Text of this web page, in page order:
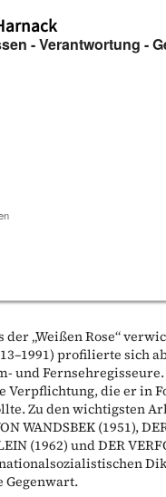
- Verantwortung -
„Weißen Rose“
profilierte sich
und
Verpflichtung, die er in
Zu den wichtigsten
WANDSBEK (1951),
(1962) und DER
Gegenwart.